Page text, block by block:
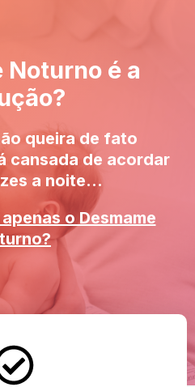
Noturno é a
queira de fato
cansada de acordar
a noite...
o Desmame